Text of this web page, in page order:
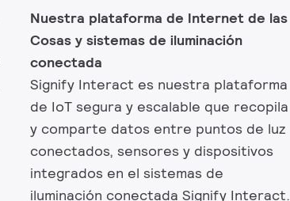
Nuestra plataforma de Internet de las
Cosas y sistemas de iluminación
conectada
Signify Interact es nuestra plataforma
de IoT segura y escalable que recopila
y comparte datos entre puntos de luz
conectados, sensores y dispositivos
integrados en el sistemas de
iluminación conectada Signify Interact.